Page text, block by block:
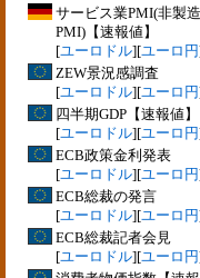
サービス業PMI(非製
PMI)【速報値】
[ユーロドル][ユーロ円
ZEW景況感調査
[ユーロドル][ユーロ円
四半期GDP【速報値】
[ユーロドル][ユーロ円
ECB政策金利発表
[ユーロドル][ユーロ円
ECB総裁の発言
[ユーロドル][ユーロ円
ECB総裁記者会見
[ユーロドル][ユーロ円